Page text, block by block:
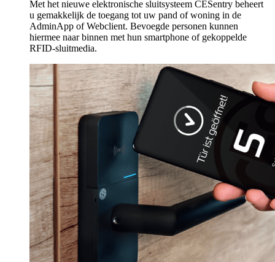
Met het nieuwe elektronische sluitsysteem CESentry beheert
u gemakkelijk de toegang tot uw pand of woning in de
AdminApp of Webclient. Bevoegde personen kunnen
hiermee naar binnen met hun smartphone of gekoppelde
RFID-sluitmedia.